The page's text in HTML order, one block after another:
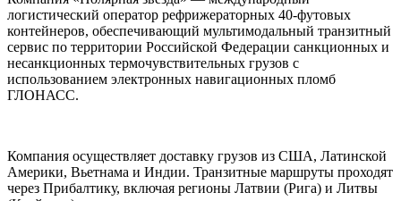
логистический оператор рефрижераторных 40-футовых
контейнеров, обеспечивающий мультимодальный транзитный
сервис по территории Российской Федерации санкционных и
несанкционных термочувствительных грузов с
использованием электронных навигационных пломб
ГЛОНАСС.
Компания осуществляет доставку грузов из США, Латинской
Америки, Вьетнама и Индии. Транзитные маршруты проходят
через Прибалтику, включая регионы Латвии (Рига) и Литвы